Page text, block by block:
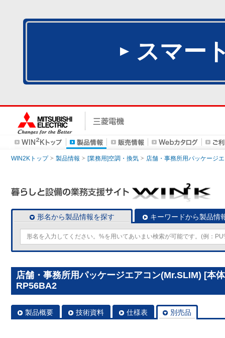
スマー
WIN2Kトップ 製品情報 [業務用]空調・換気 店舗・事務所用パッケージ
形名から製品情報を探す キーワードから製品情
店舗・事務所用パッケージエアコン(Mr.SLIM) [本
RP56BA2
製品概要 技術資料 仕様表 別売品